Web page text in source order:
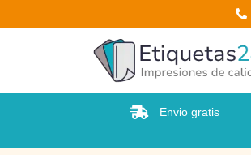
Envio gratis